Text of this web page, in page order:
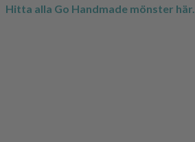
Hitta alla Go Handmade mönster här.